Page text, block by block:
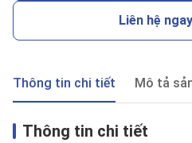
Liên hệ
Thông tin chi tiết Mô tả
Thông tin chi tiết